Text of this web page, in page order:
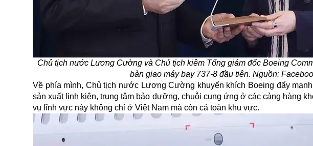
Chủ tịch nước Lương Cường và Chủ tịch kiêm Tổng giám đốc Boeing
bàn giao máy bay 737-8 đầu tiên. Nguồn:
Về phía mình, Chủ tịch nước Lương Cường khuyến khích Boeing đẩy
sản xuất linh kiện, trung tâm bảo dưỡng, chuỗi cung ứng ở các cảng hàng
vụ lĩnh vực này không chỉ ở Việt Nam mà còn cả toàn khu vực.